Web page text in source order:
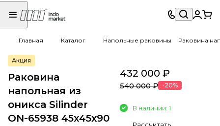
Главная Каталог Напольные раковины Раковина
Акция
Раковина
напольная из
оникса Silinder
ON-65938 45х45х90
432 000 ₽
540 000 ₽ -20%
В наличии: 1